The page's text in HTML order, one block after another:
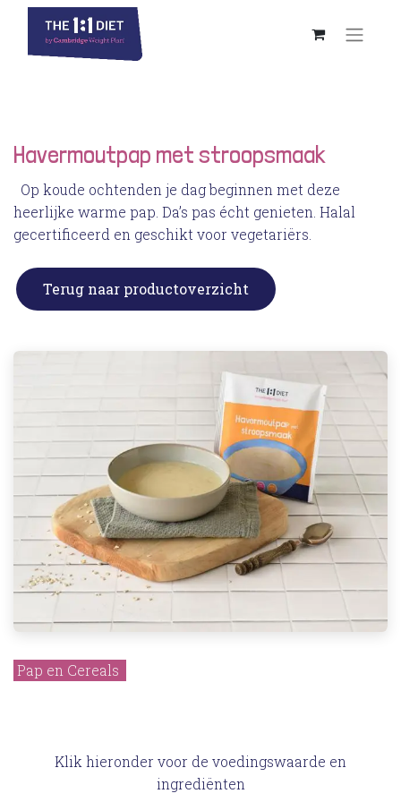
Havermoutpap met stroopsmaak
Op koude ochtenden je dag beginnen met deze
heerlijke warme pap. Da’s pas écht genieten. Halal
gecertificeerd en geschikt voor vegetariërs.
Terug naar productoverzicht
Pap en Cereals
Klik hieronder voor de voedingswaarde en
ingrediënten